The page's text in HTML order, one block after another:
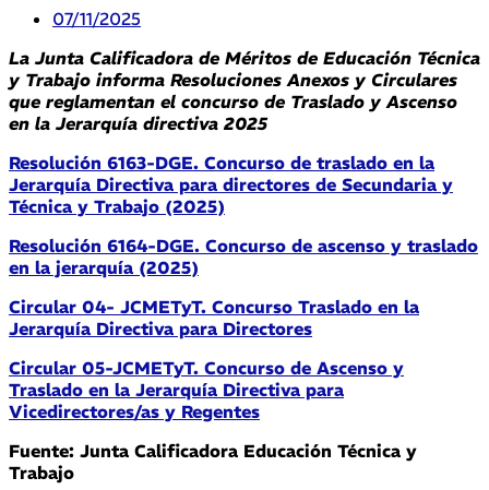
07/11/2025
La Junta Calificadora de Méritos de Educación Técnica
y Trabajo informa Resoluciones Anexos y Circulares
que reglamentan el concurso de Traslado y Ascenso
en la Jerarquía directiva 2025
Resolución 6163-DGE. Concurso de traslado en la
Jerarquía Directiva para directores de Secundaria y
Técnica y Trabajo (2025)
Resolución 6164-DGE. Concurso de ascenso y traslado
en la jerarquía (2025)
Circular 04- JCMETyT. Concurso Traslado en la
Jerarquía Directiva para Directores
Circular 05-JCMETyT. Concurso de Ascenso y
Traslado en la Jerarquía Directiva para
Vicedirectores/as y Regentes
Fuente: Junta Calificadora Educación Técnica y
Trabajo